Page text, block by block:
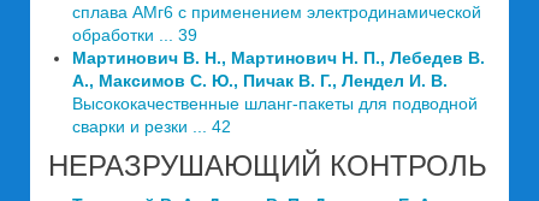
сплава АМг6 с применением электродинамической
обработки ... 39
Мартинович В. Н., Мартинович Н. П., Лебедев В.
А., Максимов С. Ю., Пичак В. Г., Лендел И. В.
Высококачественные шланг-пакеты для подводной
сварки и резки ... 42
НЕРАЗРУШАЮЩИЙ КОНТРОЛЬ